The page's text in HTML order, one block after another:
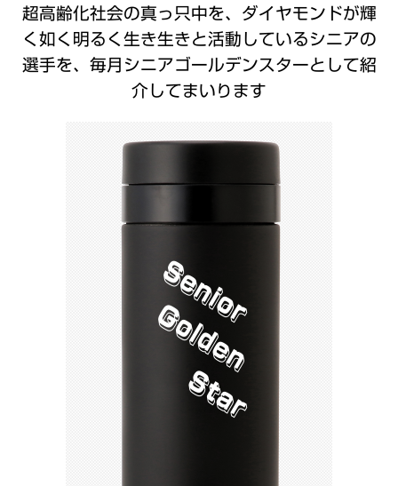
超高齢化社会の真っ只中を、ダイヤモンドが輝
く如く明るく生き生きと活動しているシニアの
選手を、毎月シニアゴールデンスターとして紹
介してまいります